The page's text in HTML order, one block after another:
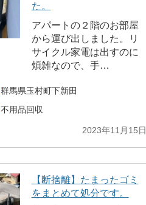
た。
アパートの２階のお部屋
から運び出しました。リ
サイクル家電は出すのに
煩雑なので、手…
群馬県玉村町下新田
不用品回収
2023年11月15日
【断捨離】たまったゴミ
をまとめて処分です。